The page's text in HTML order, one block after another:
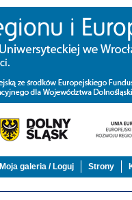
Moja galeria / Loguj Strony